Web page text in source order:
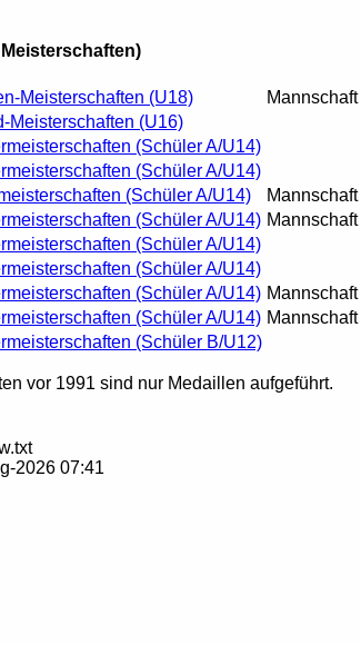
Meisterschaften (U18) Mannschaft
Meisterschaften (U16)
(Schüler A/U14)
(Schüler A/U14)
(Schüler A/U14) Mannschaft
(Schüler A/U14) Mannschaft
(Schüler A/U14)
(Schüler A/U14)
(Schüler A/U14) Mannschaft
(Schüler A/U14) Mannschaft
(Schüler B/U12)
vor 1991 sind nur Medaillen aufgeführt.
2026 07:41